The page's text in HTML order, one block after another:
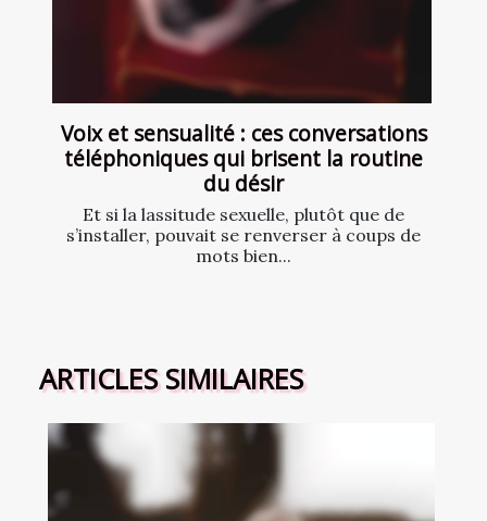
Voix et sensualité : ces conversations
téléphoniques qui brisent la routine
du désir
Et si la lassitude sexuelle, plutôt que de
s’installer, pouvait se renverser à coups de
mots bien...
ARTICLES SIMILAIRES